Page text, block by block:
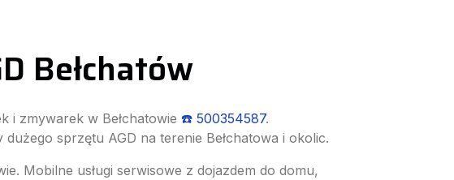
Bełchatów
i zmywarek w Bełchatowie ☎️ 500354587.
sprzętu AGD na terenie Bełchatowa i okolic.
Mobilne usługi serwisowe z dojazdem do domu,